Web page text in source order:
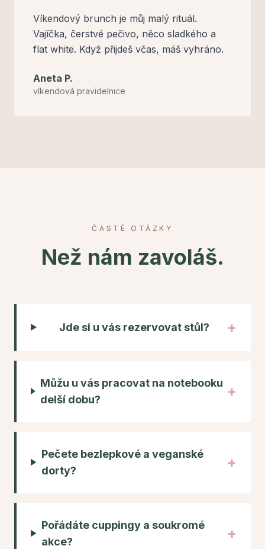
Víkendový brunch je můj malý rituál.
Vajíčka, čerstvé pečivo, něco sladkého a
flat white. Když přijdeš včas, máš vyhráno.
Aneta P.
víkendová pravidelnice
ČASTÉ OTÁZKY
Než nám zavoláš.
Jde si u vás rezervovat stůl? +
Můžu u vás pracovat na notebooku
delší dobu?
+
Pečete bezlepkové a veganské
dorty?
+
Pořádáte cuppingy a soukromé
akce?
+